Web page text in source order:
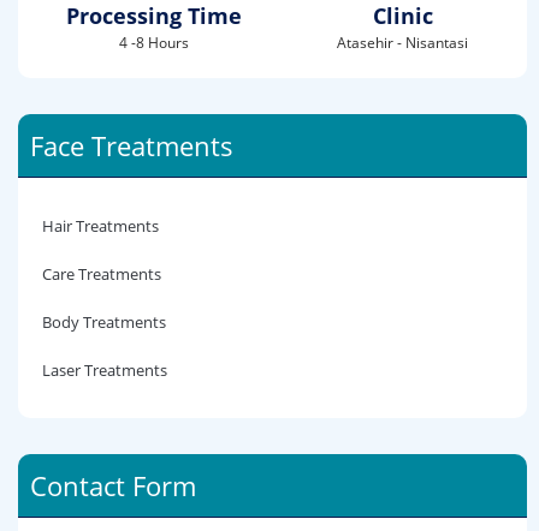
Processing Time
4 -8 Hours
Clinic
Atasehir - Nisantasi
Face Treatments
Hair Treatments
Care Treatments
Body Treatments
Laser Treatments
Contact Form